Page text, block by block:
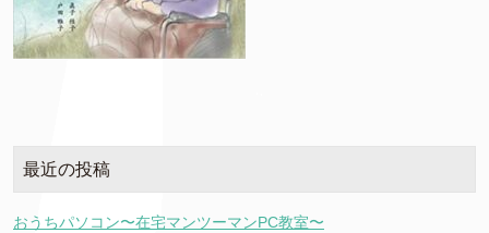
最近の投稿
おうちパソコン〜在宅マンツーマンPC教室〜